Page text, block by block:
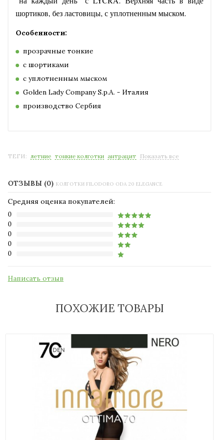
шортиков, без ластовицы, с уплотненным мыском.
Особенности:
прозрачные тонкие
с шортиками
с уплотненным мыском
Golden Lady Company S.p.A. - Италия
производство Сербия
ТЕГИ: летние тонкие колготки антрацит Показать все
ОТЗЫВЫ (0) КОЛГОТКИ FILODORO ODA 20 ELEGANCE
Средняя оценка покупателей:
0
0
0
0
0
Написать отзыв
ПОХОЖИЕ ТОВАРЫ